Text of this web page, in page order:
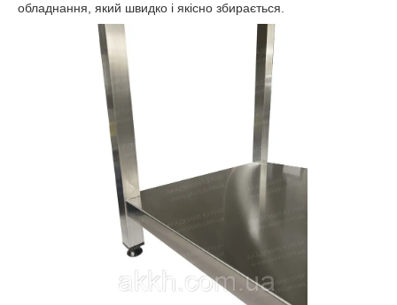
обладнання, який швидко і якісно збирається.